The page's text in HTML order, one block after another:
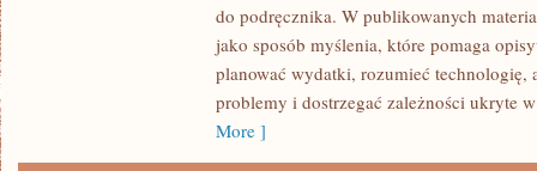
TECHNOLOGIIdo podręcznika. W publikowanych
jako sposób myślenia, które pomaga
planować wydatki, rozumieć technologię,
problemy i dostrzegać zależności ukryte
More ]